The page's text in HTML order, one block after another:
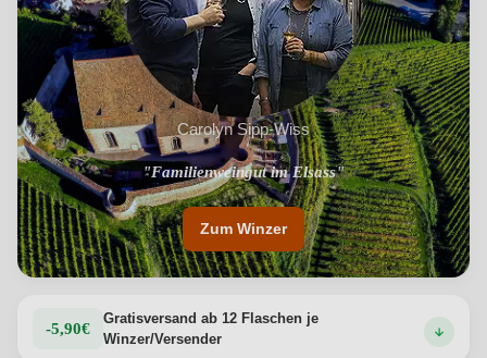
Carolyn Sipp-Wiss
"Familienweingut im Elsass"
"Seit 2010 Biologisch bewirtschaftet"
Zum Winzer
-5,90€
Gratisversand ab 12 Flaschen je
Winzer/Versender